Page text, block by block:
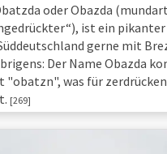
oder Obazda
ist ein
gerne mit
Der Name Obazda
"obatzn", was für
[269]